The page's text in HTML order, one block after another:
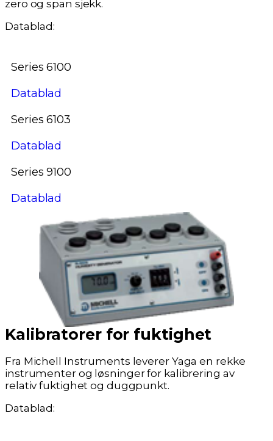
zero og span sjekk.
Datablad:
Series 6100
Datablad
Series 6103
Datablad
Series 9100
Datablad
Kalibratorer for fuktighet
Fra Michell Instruments leverer Yaga en rekke
instrumenter og løsninger for kalibrering av
relativ fuktighet og duggpunkt.
Datablad: